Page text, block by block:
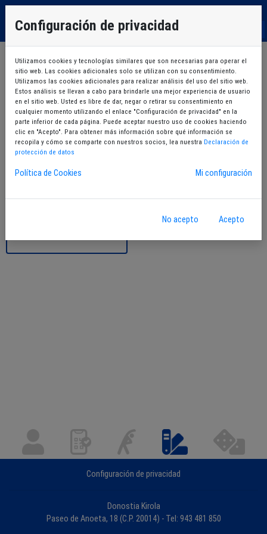
Contratar bono
mensual
Contratar 1 sesión
Configuración de privacidad
Donostia Kirola
Paseo de Anoeta, 18 (C.P. 20014) - Tel: 943 481 850
Configuración de privacidad
Utilizamos cookies y tecnologías similares que son necesarias para operar el
sitio web. Las cookies adicionales solo se utilizan con su consentimiento.
Utilizamos las cookies adicionales para realizar análisis del uso del sitio web.
Estos análisis se llevan a cabo para brindarle una mejor experiencia de usuario
en el sitio web. Usted es libre de dar, negar o retirar su consentimiento en
cualquier momento utilizando el enlace "Configuración de privacidad" en la
parte inferior de cada página. Puede aceptar nuestro uso de cookies haciendo
clic en "Acepto". Para obtener más información sobre qué información se
recopila y cómo se comparte con nuestros socios, lea nuestra Declaración de
protección de datos
Política de Cookies Mi configuración
No acepto Acepto